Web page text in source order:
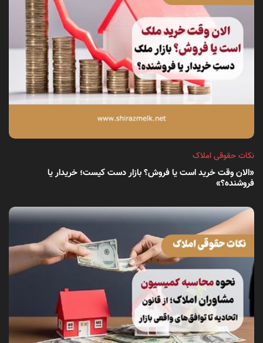
نکات حقوقی املاک
«الان وقت خرید است یا فروش؟ بازار دست کیست؛ خریدار یا
فروشنده؟»